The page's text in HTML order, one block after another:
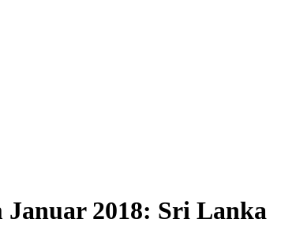
Januar 2018: Sri Lanka